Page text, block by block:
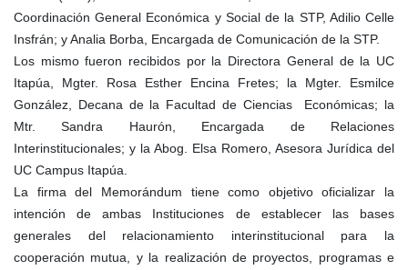
Coordinación General Económica y Social de la STP, Adilio Celle
Insfrán; y Analia Borba, Encargada de Comunicación de la STP.
Los mismo fueron recibidos por la Directora General de la UC
Itapúa, Mgter. Rosa Esther Encina Fretes; la Mgter. Esmilce
González, Decana de la Facultad de Ciencias Económicas; la
Mtr. Sandra Haurón, Encargada de Relaciones
Interinstitucionales; y la Abog. Elsa Romero, Asesora Jurídica del
UC Campus Itapúa.
La firma del Memorándum tiene como objetivo oficializar la
intención de ambas Instituciones de establecer las bases
generales del relacionamiento interinstitucional para la
cooperación mutua, y la realización de proyectos, programas e